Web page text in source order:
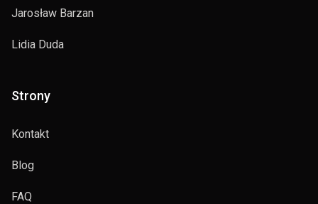
Jarosław Barzan
Lidia Duda
Strony
Kontakt
Blog
FAQ